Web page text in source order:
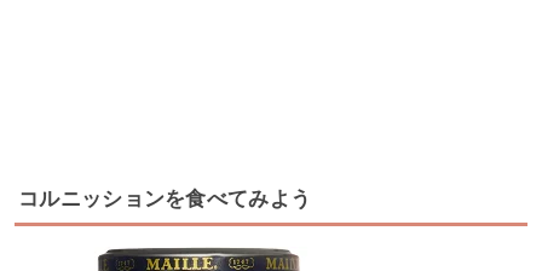
コルニッションを食べてみよう